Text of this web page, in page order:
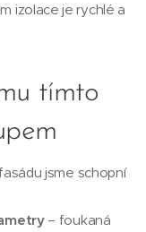
izolace je rychlé a
tímto
jsme schopní
– foukaná